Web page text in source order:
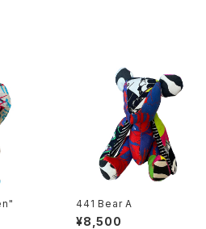
441 Bear A
¥8,500